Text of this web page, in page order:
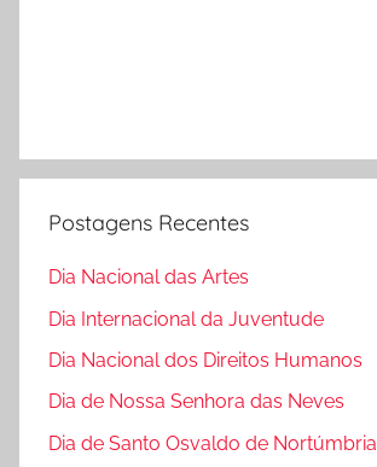
Postagens Recentes
Dia Nacional das Artes
Dia Internacional da Juventude
Dia Nacional dos Direitos Humanos
Dia de Nossa Senhora das Neves
Dia de Santo Osvaldo de Nortúmbria